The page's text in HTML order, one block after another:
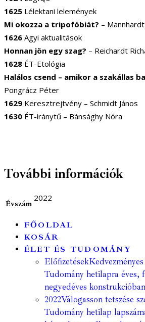
1625 Lélektani lelemények
Mi okozza a tripofóbiát? –
1626 Agyi aktualitások
Honnan jön egy szag? – Reichardt
1628 ÉT-Etológia
Halálos csend – amikor a szakállas
Pongrácz Péter
1629 Keresztrejtvény – Schmidt János
1630 ÉT-iránytű – Bánsághy Nóra
További információk
Évszám
2022
FŐOLDAL
KOSÁR
ÉLET ÉS TUDOMÁNY
Előfizetések
Tudomány hetilapra éves,
negyedéves
2022Válogasson tetszése
Tudomány hetilap